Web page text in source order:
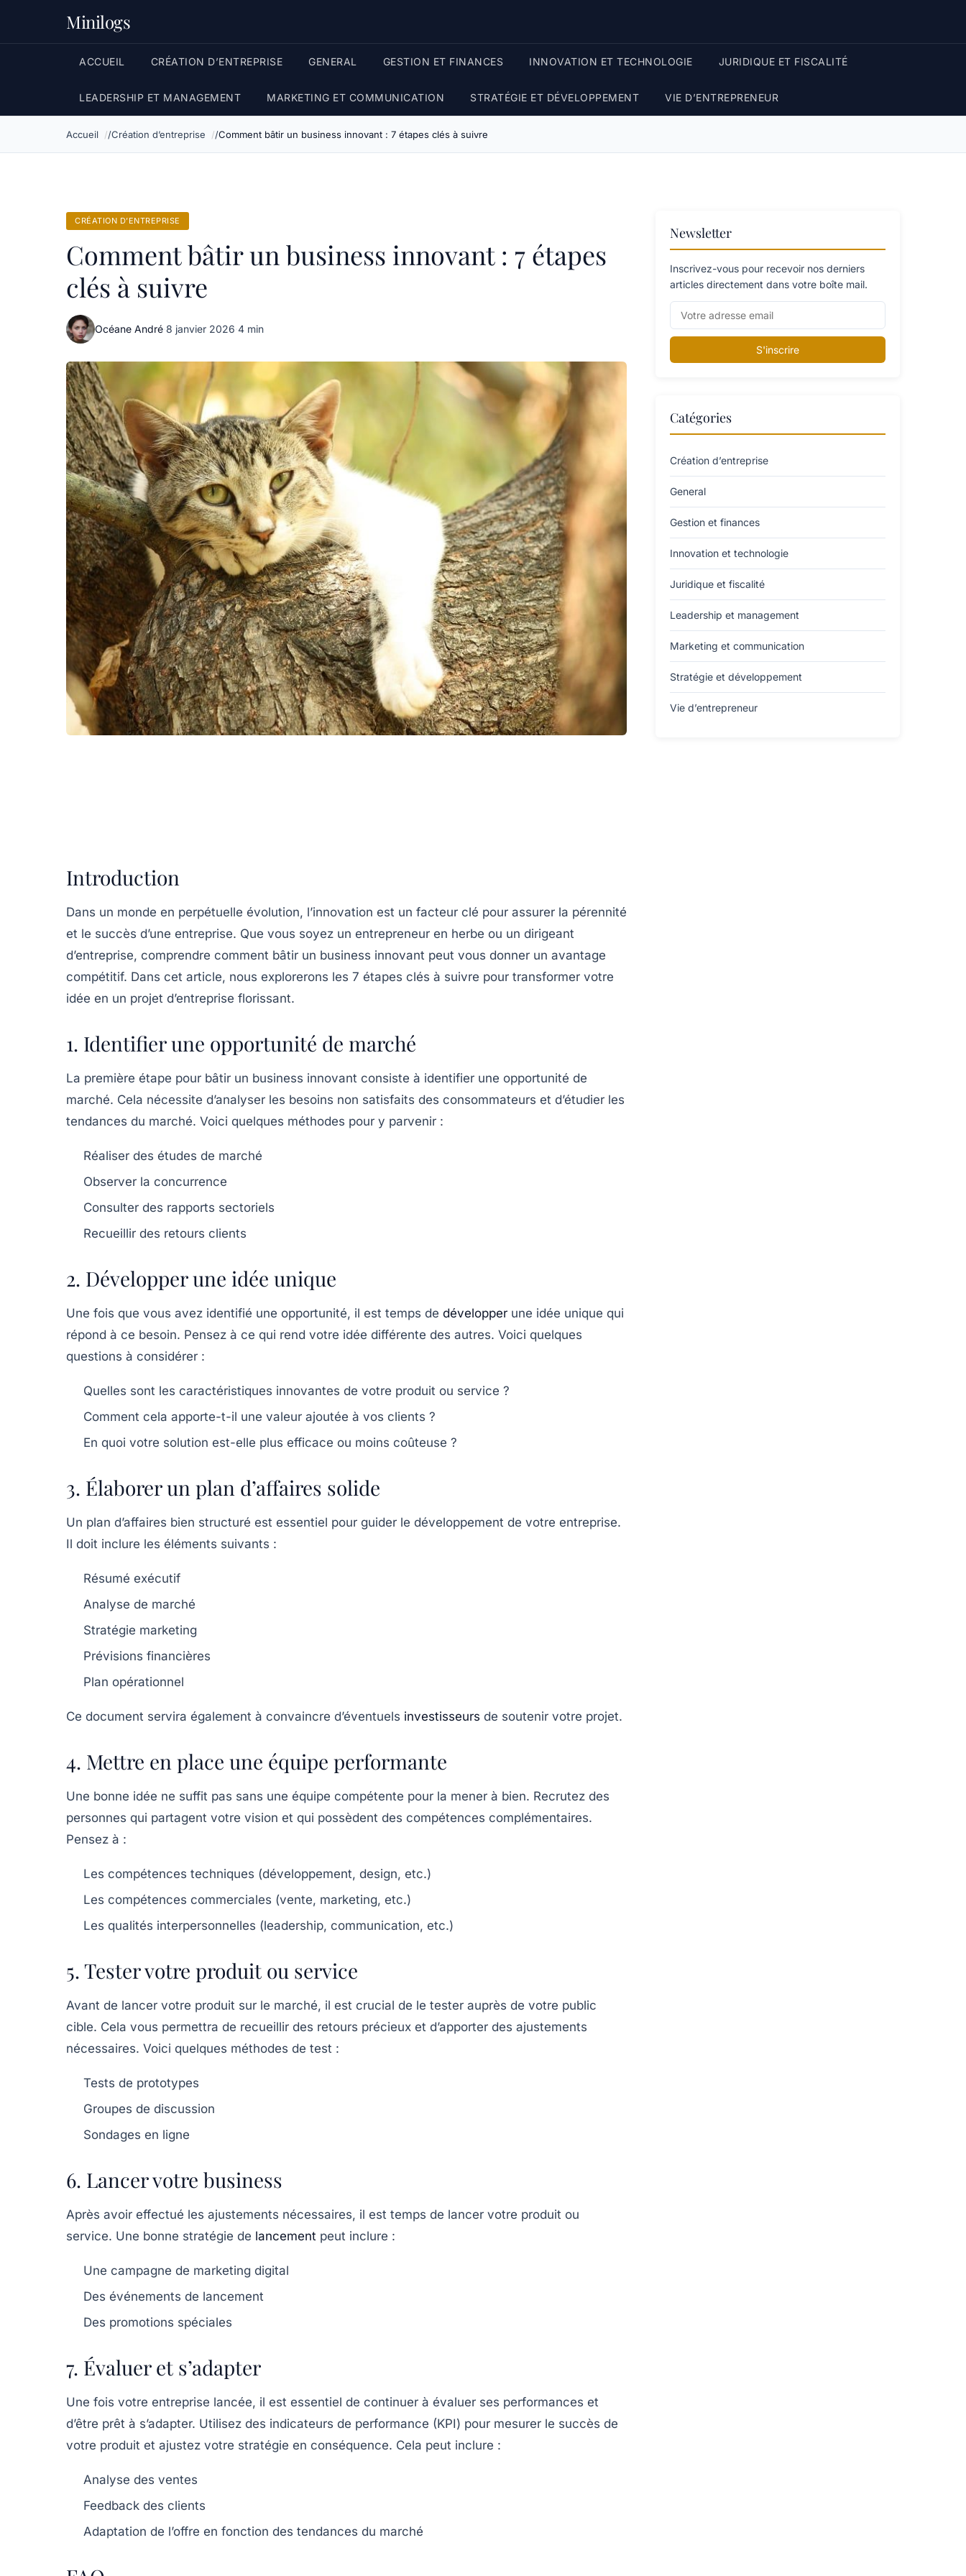
Minilogs
ACCUEIL CRÉATION D’ENTREPRISE GENERAL GESTION ET FINANCES INNOVATION ET TECHNOLOGIE JURIDIQUE ET FISCALITÉ
LEADERSHIP ET MANAGEMENT MARKETING ET COMMUNICATION STRATÉGIE ET DÉVELOPPEMENT VIE D’ENTREPRENEUR
Accueil Création d’entreprise Comment bâtir un business innovant : 7 étapes clés à suivre
CRÉATION D’ENTREPRISE
Comment bâtir un business innovant : 7 étapes
clés à suivre
Océane André·8 janvier 2026·4 min
Introduction
Dans un monde en perpétuelle évolution, l’innovation est un facteur clé pour assurer la pérennité
et le succès d’une entreprise. Que vous soyez un entrepreneur en herbe ou un dirigeant
d’entreprise, comprendre comment bâtir un business innovant peut vous donner un avantage
compétitif. Dans cet article, nous explorerons les 7 étapes clés à suivre pour transformer votre
idée en un projet d’entreprise florissant.
1. Identifier une opportunité de marché
La première étape pour bâtir un business innovant consiste à identifier une opportunité de
marché. Cela nécessite d’analyser les besoins non satisfaits des consommateurs et d’étudier les
tendances du marché. Voici quelques méthodes pour y parvenir :
Réaliser des études de marché
Observer la concurrence
Consulter des rapports sectoriels
Recueillir des retours clients
2. Développer une idée unique
Une fois que vous avez identifié une opportunité, il est temps de développer une idée unique qui
répond à ce besoin. Pensez à ce qui rend votre idée différente des autres. Voici quelques
questions à considérer :
Quelles sont les caractéristiques innovantes de votre produit ou service ?
Comment cela apporte-t-il une valeur ajoutée à vos clients ?
En quoi votre solution est-elle plus efficace ou moins coûteuse ?
3. Élaborer un plan d’affaires solide
Un plan d’affaires bien structuré est essentiel pour guider le développement de votre entreprise.
Il doit inclure les éléments suivants :
Résumé exécutif
Analyse de marché
Stratégie marketing
Prévisions financières
Plan opérationnel
Ce document servira également à convaincre d’éventuels investisseurs de soutenir votre projet.
4. Mettre en place une équipe performante
Une bonne idée ne suffit pas sans une équipe compétente pour la mener à bien. Recrutez des
personnes qui partagent votre vision et qui possèdent des compétences complémentaires.
Pensez à :
Les compétences techniques (développement, design, etc.)
Les compétences commerciales (vente, marketing, etc.)
Les qualités interpersonnelles (leadership, communication, etc.)
5. Tester votre produit ou service
Avant de lancer votre produit sur le marché, il est crucial de le tester auprès de votre public
cible. Cela vous permettra de recueillir des retours précieux et d’apporter des ajustements
nécessaires. Voici quelques méthodes de test :
Tests de prototypes
Groupes de discussion
Sondages en ligne
6. Lancer votre business
Après avoir effectué les ajustements nécessaires, il est temps de lancer votre produit ou
service. Une bonne stratégie de lancement peut inclure :
Une campagne de marketing digital
Des événements de lancement
Des promotions spéciales
7. Évaluer et s’adapter
Une fois votre entreprise lancée, il est essentiel de continuer à évaluer ses performances et
d’être prêt à s’adapter. Utilisez des indicateurs de performance (KPI) pour mesurer le succès de
votre produit et ajustez votre stratégie en conséquence. Cela peut inclure :
Analyse des ventes
Feedback des clients
Adaptation de l’offre en fonction des tendances du marché
Newsletter
Inscrivez-vous pour recevoir nos derniers
articles directement dans votre boîte mail.
S'inscrire
Catégories
Création d’entreprise
General
Gestion et finances
Innovation et technologie
Juridique et fiscalité
Leadership et management
Marketing et communication
Stratégie et développement
Vie d’entrepreneur